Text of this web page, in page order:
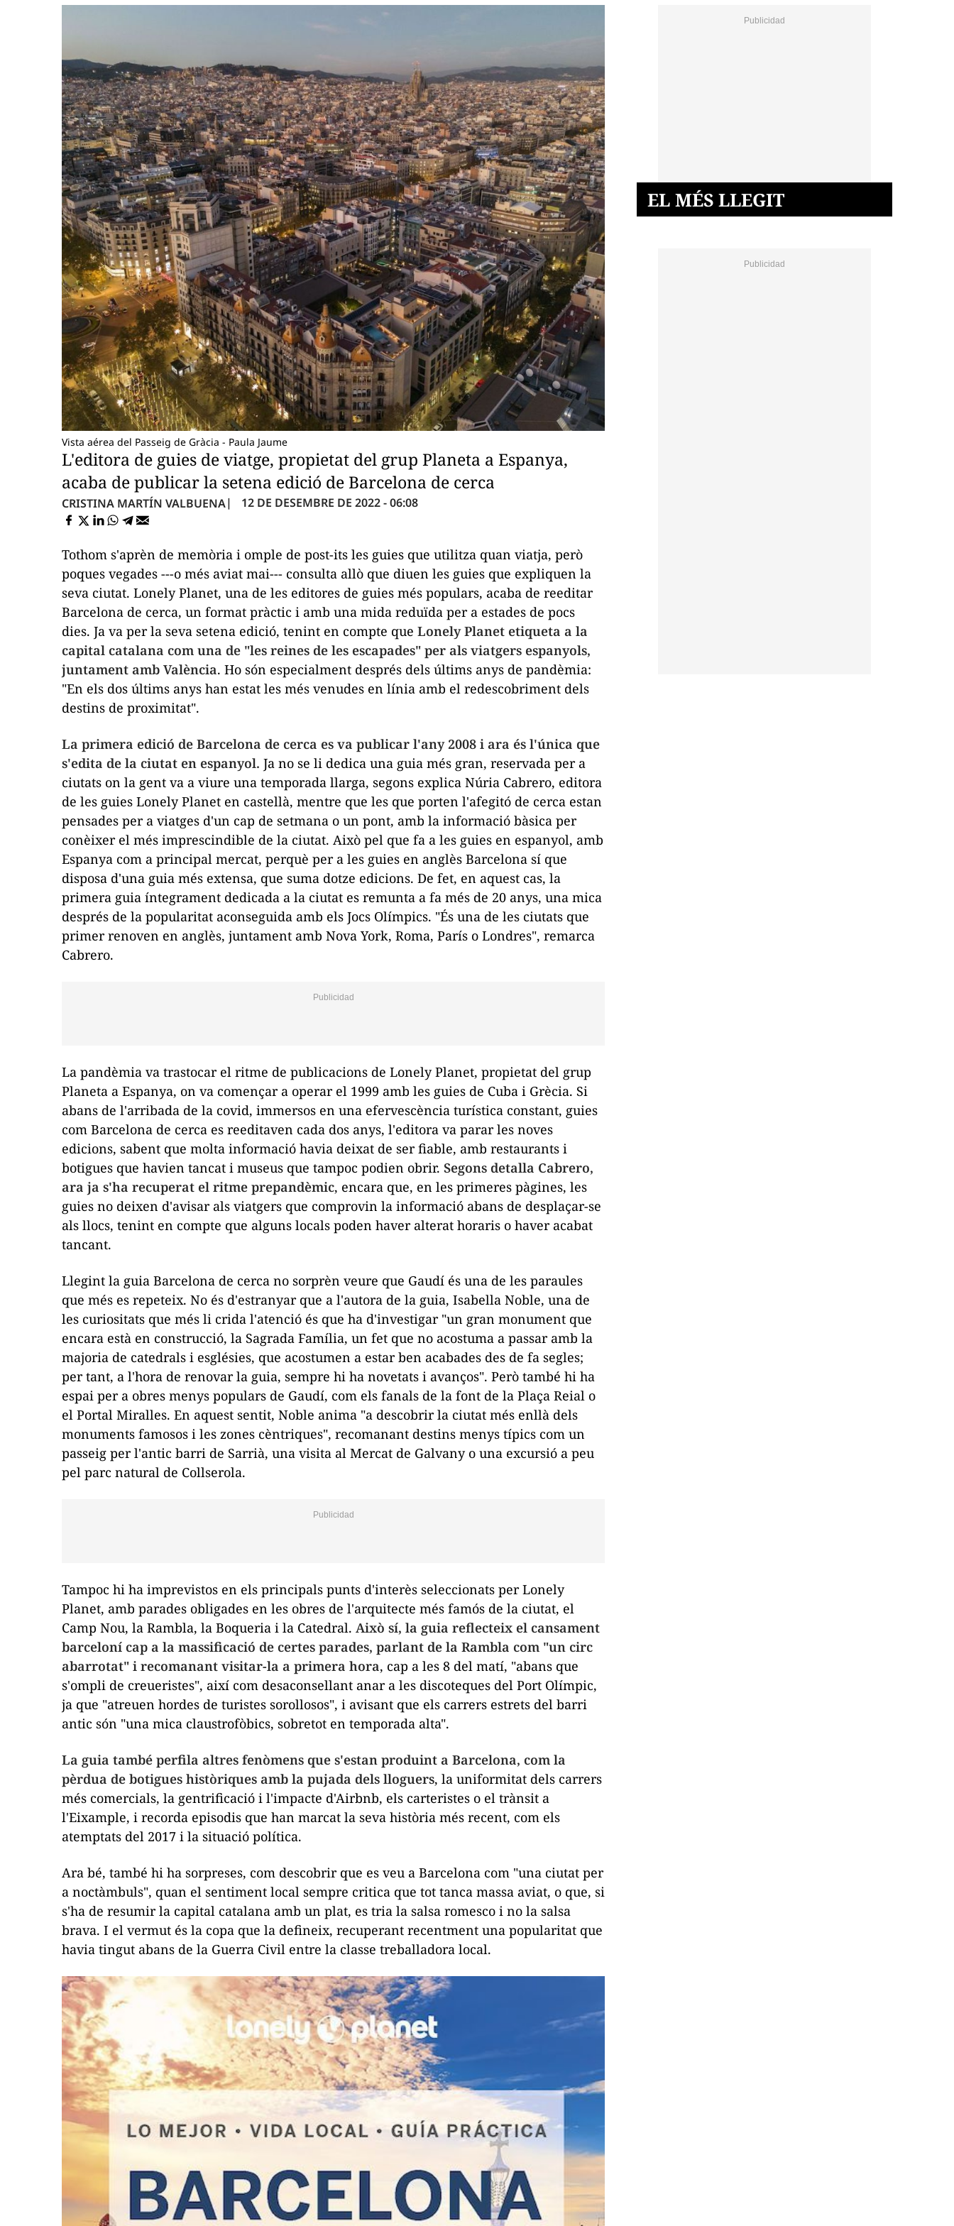
Vista aérea del Passeig de Gràcia - Paula Jaume
L'editora de guies de viatge, propietat del grup Planeta a Espanya,
acaba de publicar la setena edició de Barcelona de cerca
CRISTINA MARTÍN VALBUENA 12 DE DESEMBRE DE 2022 - 06:08
Tothom s'aprèn de memòria i omple de post-its les guies que utilitza quan viatja, però
poques vegades ---o més aviat mai--- consulta allò que diuen les guies que expliquen la
seva ciutat. Lonely Planet, una de les editores de guies més populars, acaba de reeditar
Barcelona de cerca, un format pràctic i amb una mida reduïda per a estades de pocs
dies. Ja va per la seva setena edició, tenint en compte que Lonely Planet etiqueta a la
capital catalana com una de "les reines de les escapades" per als viatgers espanyols,
juntament amb València. Ho són especialment després dels últims anys de pandèmia:
"En els dos últims anys han estat les més venudes en línia amb el redescobriment dels
destins de proximitat".
La primera edició de Barcelona de cerca es va publicar l'any 2008 i ara és l'única que
s'edita de la ciutat en espanyol. Ja no se li dedica una guia més gran, reservada per a
ciutats on la gent va a viure una temporada llarga, segons explica Núria Cabrero, editora
de les guies Lonely Planet en castellà, mentre que les que porten l'afegitó de cerca estan
pensades per a viatges d'un cap de setmana o un pont, amb la informació bàsica per
conèixer el més imprescindible de la ciutat. Això pel que fa a les guies en espanyol, amb
Espanya com a principal mercat, perquè per a les guies en anglès Barcelona sí que
disposa d'una guia més extensa, que suma dotze edicions. De fet, en aquest cas, la
primera guia íntegrament dedicada a la ciutat es remunta a fa més de 20 anys, una mica
després de la popularitat aconseguida amb els Jocs Olímpics. "És una de les ciutats que
primer renoven en anglès, juntament amb Nova York, Roma, París o Londres", remarca
Cabrero.
La pandèmia va trastocar el ritme de publicacions de Lonely Planet, propietat del grup
Planeta a Espanya, on va començar a operar el 1999 amb les guies de Cuba i Grècia. Si
abans de l'arribada de la covid, immersos en una efervescència turística constant, guies
com Barcelona de cerca es reeditaven cada dos anys, l'editora va parar les noves
edicions, sabent que molta informació havia deixat de ser fiable, amb restaurants i
botigues que havien tancat i museus que tampoc podien obrir. Segons detalla Cabrero,
ara ja s'ha recuperat el ritme prepandèmic, encara que, en les primeres pàgines, les
guies no deixen d'avisar als viatgers que comprovin la informació abans de desplaçar-se
als llocs, tenint en compte que alguns locals poden haver alterat horaris o haver acabat
tancant.
Llegint la guia Barcelona de cerca no sorprèn veure que Gaudí és una de les paraules
que més es repeteix. No és d'estranyar que a l'autora de la guia, Isabella Noble, una de
les curiositats que més li crida l'atenció és que ha d'investigar "un gran monument que
encara està en construcció, la Sagrada Família, un fet que no acostuma a passar amb la
majoria de catedrals i esglésies, que acostumen a estar ben acabades des de fa segles;
per tant, a l'hora de renovar la guia, sempre hi ha novetats i avanços". Però també hi ha
espai per a obres menys populars de Gaudí, com els fanals de la font de la Plaça Reial o
el Portal Miralles. En aquest sentit, Noble anima "a descobrir la ciutat més enllà dels
monuments famosos i les zones cèntriques", recomanant destins menys típics com un
passeig per l'antic barri de Sarrià, una visita al Mercat de Galvany o una excursió a peu
pel parc natural de Collserola.
Tampoc hi ha imprevistos en els principals punts d'interès seleccionats per Lonely
Planet, amb parades obligades en les obres de l'arquitecte més famós de la ciutat, el
Camp Nou, la Rambla, la Boqueria i la Catedral. Això sí, la guia reflecteix el cansament
barceloní cap a la massificació de certes parades, parlant de la Rambla com "un circ
abarrotat" i recomanant visitar-la a primera hora, cap a les 8 del matí, "abans que
s'ompli de creueristes", així com desaconsellant anar a les discoteques del Port Olímpic,
ja que "atreuen hordes de turistes sorollosos", i avisant que els carrers estrets del barri
antic són "una mica claustrofòbics, sobretot en temporada alta".
La guia també perfila altres fenòmens que s'estan produint a Barcelona, com la
pèrdua de botigues històriques amb la pujada dels lloguers, la uniformitat dels carrers
més comercials, la gentrificació i l'impacte d'Airbnb, els carteristes o el trànsit a
l'Eixample, i recorda episodis que han marcat la seva història més recent, com els
atemptats del 2017 i la situació política.
Ara bé, també hi ha sorpreses, com descobrir que es veu a Barcelona com "una ciutat per
a noctàmbuls", quan el sentiment local sempre critica que tot tanca massa aviat, o que, si
s'ha de resumir la capital catalana amb un plat, es tria la salsa romesco i no la salsa
brava. I el vermut és la copa que la defineix, recuperant recentment una popularitat que
havia tingut abans de la Guerra Civil entre la classe treballadora local.
EL MÉS LLEGIT